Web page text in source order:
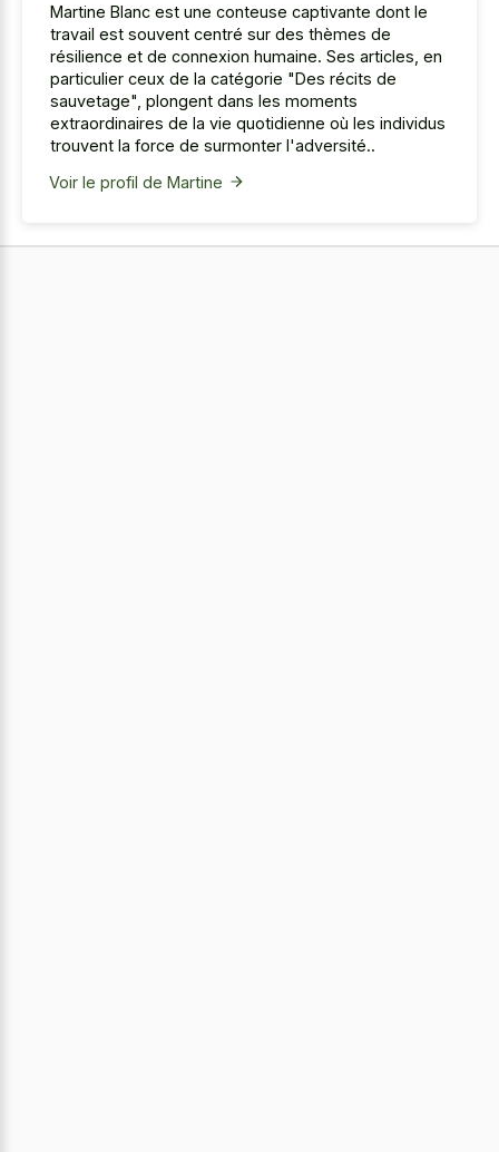
Martine Blanc est une conteuse captivante dont le
travail est souvent centré sur des thèmes de
résilience et de connexion humaine. Ses articles, en
particulier ceux de la catégorie "Des récits de
sauvetage", plongent dans les moments
extraordinaires de la vie quotidienne où les individus
trouvent la force de surmonter l'adversité..
Voir le profil de Martine